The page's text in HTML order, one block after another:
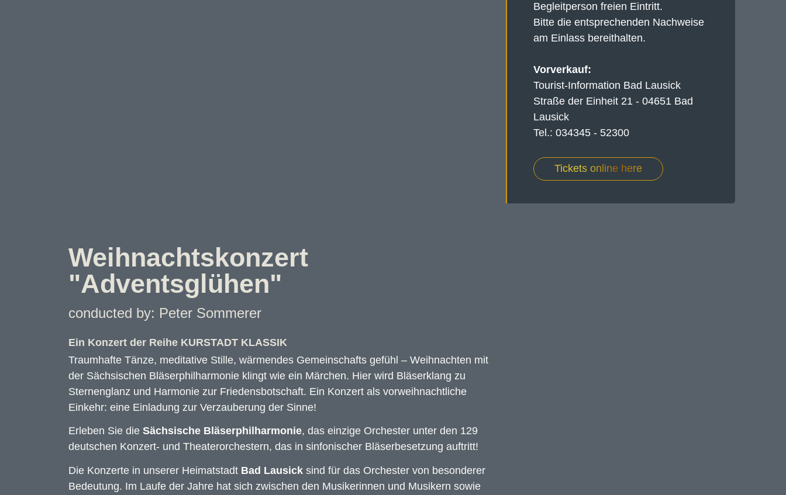
Begleitperson freien Eintritt.
Bitte die entsprechenden Nachweise
am Einlass bereithalten.
Vorverkauf:
Tourist-Information Bad Lausick
Straße der Einheit 21 - 04651 Bad
Lausick
Tel.: 034345 - 52300
Tickets online here
Weihnachtskonzert
"Adventsglühen"
conducted by: Peter Sommerer
Ein Konzert der Reihe KURSTADT KLASSIK
Traumhafte Tänze, meditative Stille, wärmendes Gemeinschafts gefühl – Weihnachten mit
der Sächsischen Bläserphilharmonie klingt wie ein Märchen. Hier wird Bläserklang zu
Sternenglanz und Harmonie zur Friedensbotschaft. Ein Konzert als vorweihnachtliche
Einkehr: eine Einladung zur Verzauberung der Sinne!
Erleben Sie die Sächsische Bläserphilharmonie, das einzige Orchester unter den 129
deutschen Konzert- und Theaterorchestern, das in sinfonischer Bläserbesetzung auftritt!
Die Konzerte in unserer Heimatstadt Bad Lausick sind für das Orchester von besonderer
Bedeutung. Im Laufe der Jahre hat sich zwischen den Musikerinnen und Musikern sowie